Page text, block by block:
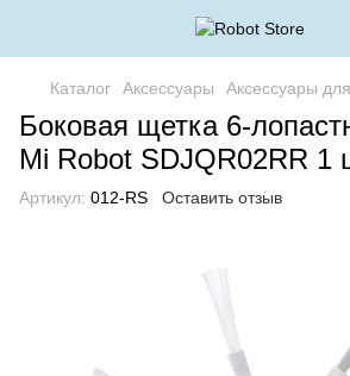
Каталог Аксессуары Аксессуары
Боковая щетка 6-
Mi Robot SDJQR02RR 1
Артикул: 012-RS Оставить отзыв